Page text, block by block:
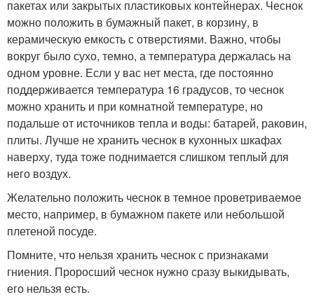
пакетах или закрытых пластиковых контейнерах. Чеснок
можно положить в бумажный пакет, в корзину, в
керамическую емкость с отверстиями. Важно, чтобы
вокруг было сухо, темно, а температура держалась на
одном уровне. Если у вас нет места, где постоянно
поддерживается температура 16 градусов, то чеснок
можно хранить и при комнатной температуре, но
подальше от источников тепла и воды: батарей, раковин,
плиты. Лучше не хранить чеснок в кухонных шкафах
наверху, туда тоже поднимается слишком теплый для
него воздух.
Желательно положить чеснок в темное проветриваемое
место, например, в бумажном пакете или небольшой
плетеной посуде.
Помните, что нельзя хранить чеснок с признаками
гниения. Проросший чеснок нужно сразу выкидывать,
его нельзя есть.